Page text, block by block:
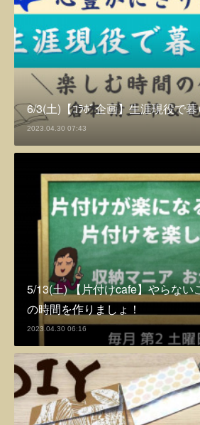
6/3(土)【ｺﾗﾎﾞ企画】生涯現役で
2023.04.30 07:43
5/13(土) 【片付けcafe】やらない
の時間を作りましょ！
2023.04.30 06:16